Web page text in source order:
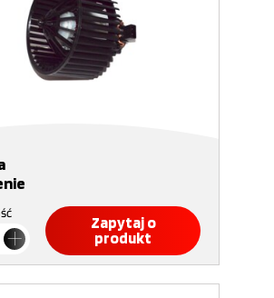
Zapytaj o
produkt